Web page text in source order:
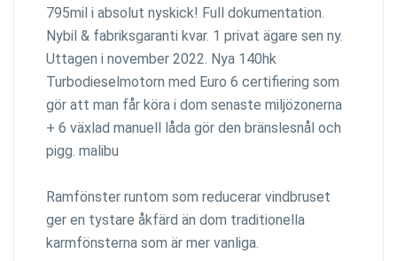
795mil i absolut nyskick! Full dokumentation.
Nybil & fabriksgaranti kvar. 1 privat ägare sen ny.
Uttagen i november 2022. Nya 140hk
Turbodieselmotorn med Euro 6 certifiering som
gör att man får köra i dom senaste miljözonerna
+ 6 växlad manuell låda gör den bränslesnål och
pigg. malibu
Ramfönster runtom som reducerar vindbruset
ger en tystare åkfärd än dom traditionella
karmfönsterna som är mer vanliga.